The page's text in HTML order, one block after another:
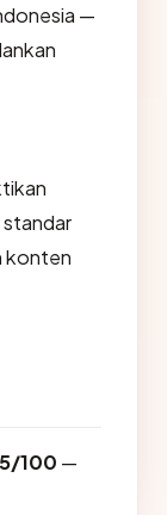
—
konten
100 —